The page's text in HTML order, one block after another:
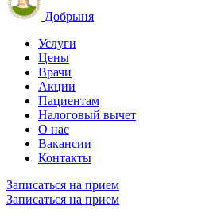
Добрыня
Услуги
Цены
Врачи
Акции
Пациентам
Налоговый вычет
О нас
Вакансии
Контакты
Записаться на прием
Записаться на прием